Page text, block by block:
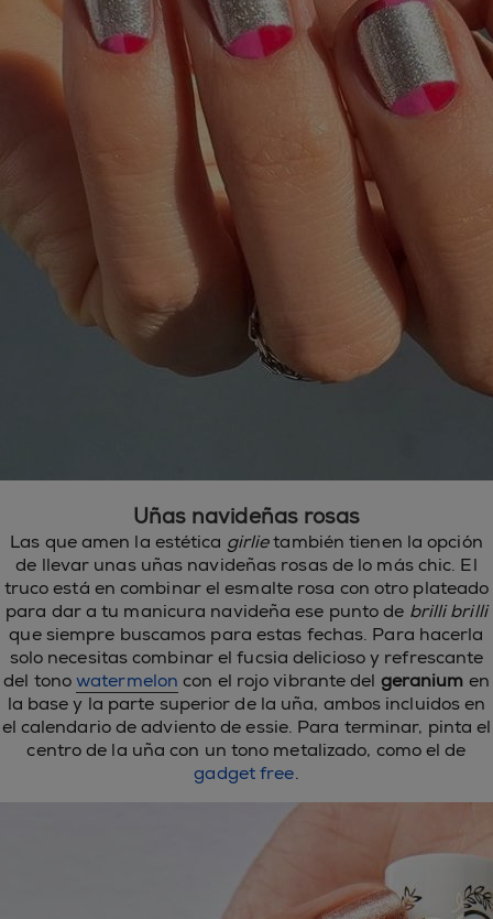
Uñas navideñas rosas
Las que amen la estética girlietambién tienen la opción
de llevar unas uñas navideñas rosas de lo más chic. El
truco está en combinar el esmalte rosa con otro plateado
para dar a tu manicura navideña ese punto de brilli brilli
que siempre buscamos para estas fechas. Para hacerla
solo necesitas combinar el fucsia delicioso y refrescante
del tonowatermelon con el rojo vibrante del geranium en
la base y la parte superior de la uña, ambos incluidos en
el calendario de adviento de essie. Para terminar, pinta el
centro de la uña con un tono metalizado, como el de
gadget free.